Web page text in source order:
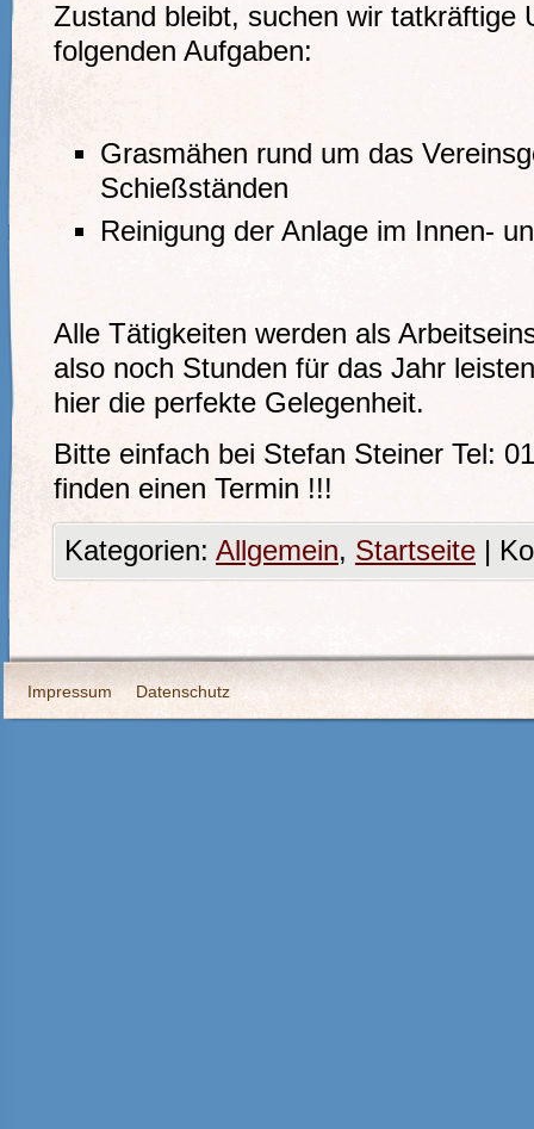
Zustand bleibt, suchen wir tatkräftige
folgenden Aufgaben:
Grasmähen rund um das
Schießständen
Reinigung der Anlage im Innen-
Alle Tätigkeiten werden als
also noch Stunden für das Jahr
hier die perfekte Gelegenheit.
Bitte einfach bei Stefan Steiner Tel:
finden einen Termin !!!
Kategorien: Allgemein, Startseite |
Impressum Datenschutz